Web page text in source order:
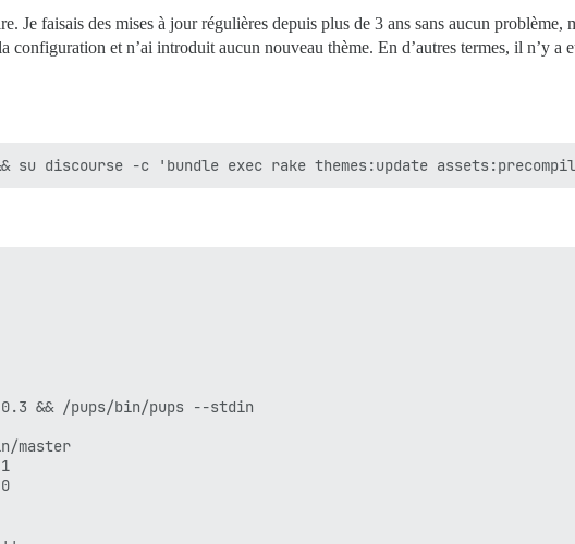
Je faisais des mises à jour régulières depuis plus de 3 ans sans aucun
et n’ai introduit aucun nouveau thème. En d’autres termes, il n’y a